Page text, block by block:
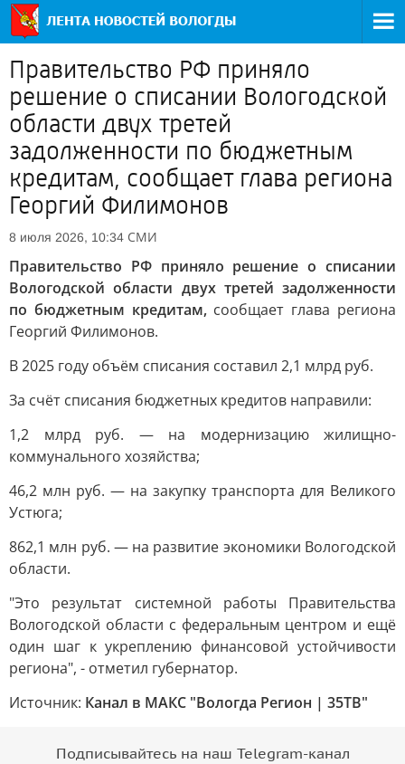
Правительство РФ приняло
решение о списании Вологодской
области двух третей
задолженности по бюджетным
кредитам, сообщает глава региона
Георгий Филимонов
8 июля 2026, 10:34 СМИ
Правительство РФ приняло решение о списании
Вологодской области двух третей задолженности
по бюджетным кредитам, сообщает глава региона
Георгий Филимонов.
В 2025 году объём списания составил 2,1 млрд руб.
За счёт списания бюджетных кредитов направили:
1,2 млрд руб. — на модернизацию жилищно-
коммунального хозяйства;
46,2 млн руб. — на закупку транспорта для Великого
Устюга;
862,1 млн руб. — на развитие экономики Вологодской
области.
"Это результат системной работы Правительства
Вологодской области с федеральным центром и ещё
один шаг к укреплению финансовой устойчивости
региона", - отметил губернатор.
Источник: Канал в МАКС "Вологда Регион | 35ТВ"
Подписывайтесь на наш Telegram-канал